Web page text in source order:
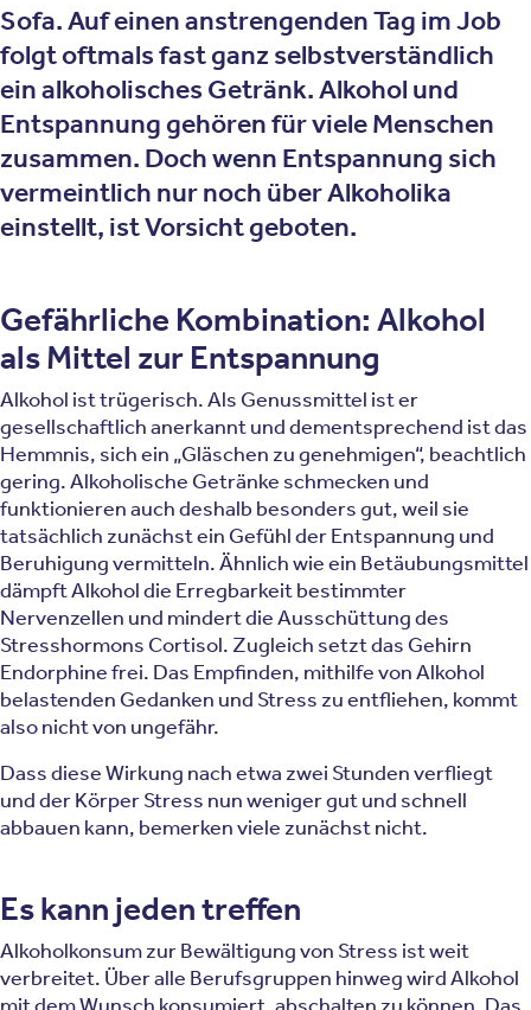
Sofa. Auf einen anstrengenden Tag im Job
folgt oftmals fast ganz selbstverständlich
ein alkoholisches Getränk. Alkohol und
Entspannung gehören für viele Menschen
zusammen. Doch wenn Entspannung sich
vermeintlich nur noch über Alkoholika
einstellt, ist Vorsicht geboten.
Gefährliche Kombination: Alkohol
als Mittel zur Entspannung
Alkohol ist trügerisch. Als Genussmittel ist er
gesellschaftlich anerkannt und dementsprechend ist das
Hemmnis, sich ein „Gläschen zu genehmigen“, beachtlich
gering. Alkoholische Getränke schmecken und
funktionieren auch deshalb besonders gut, weil sie
tatsächlich zunächst ein Gefühl der Entspannung und
Beruhigung vermitteln. Ähnlich wie ein Betäubungsmittel
dämpft Alkohol die Erregbarkeit bestimmter
Nervenzellen und mindert die Ausschüttung des
Stresshormons Cortisol. Zugleich setzt das Gehirn
Endorphine frei. Das Empfinden, mithilfe von Alkohol
belastenden Gedanken und Stress zu entfliehen, kommt
also nicht von ungefähr.
Dass diese Wirkung nach etwa zwei Stunden verfliegt
und der Körper Stress nun weniger gut und schnell
abbauen kann, bemerken viele zunächst nicht.
Es kann jeden treffen
Alkoholkonsum zur Bewältigung von Stress ist weit
verbreitet. Über alle Berufsgruppen hinweg wird Alkohol